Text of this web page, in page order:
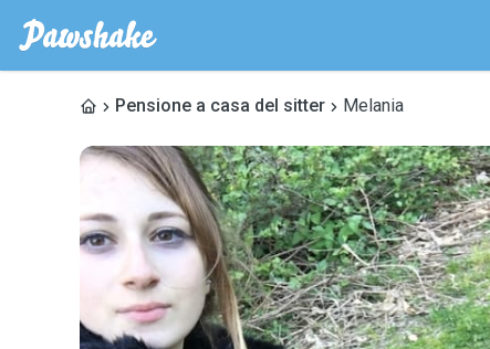
Pensione a casa del sitter Melania